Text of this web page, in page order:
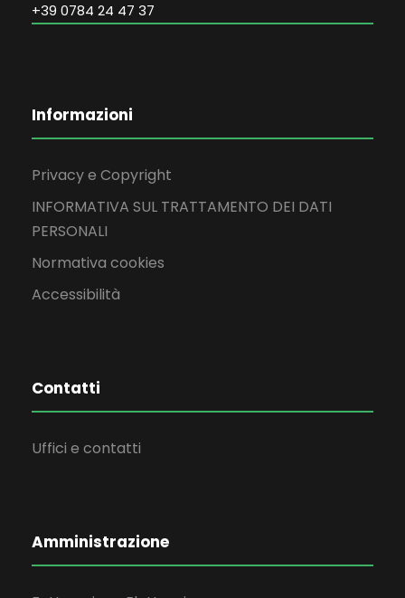
+39 0784 24 47 37
Informazioni
Privacy e Copyright
INFORMATIVA SUL TRATTAMENTO DEI DATI
PERSONALI
Normativa cookies
Accessibilità
Contatti
Uffici e contatti
Amministrazione